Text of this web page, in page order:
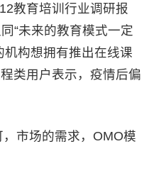
育培训行业调研报
“未来的教育模式一定
机构想拥有推出在线课
类用户表示，疫情后偏
市场的需求，OMO模